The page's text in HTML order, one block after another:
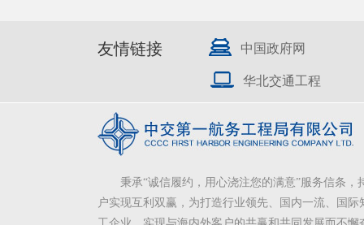
友情链接 中国政府网
华北交通工程
秉承“诚信履约，用心浇注您的满意”服务信条，
户实现互利双赢，为打造行业领先、国内一流、国际